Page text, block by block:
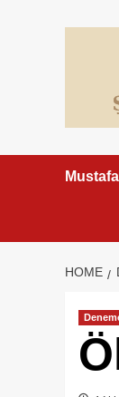
HOME